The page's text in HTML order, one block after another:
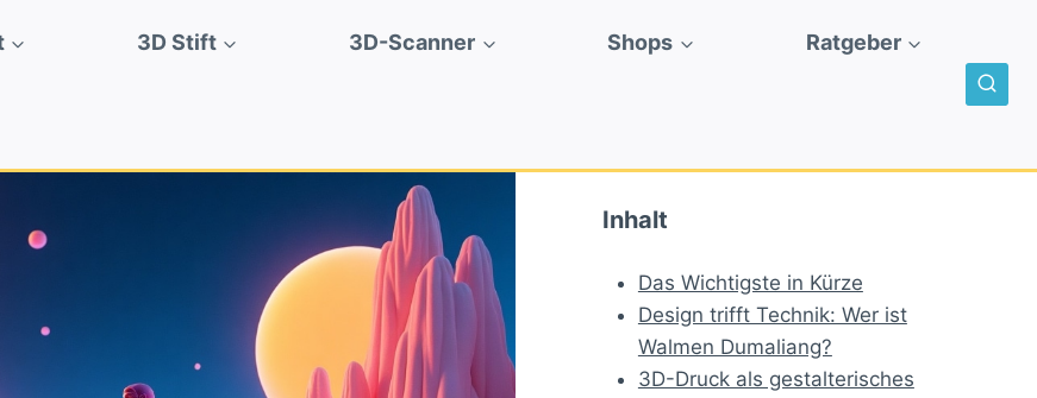
3D Stift 3D-Scanner Shops Ratgeber
Inhalt
Das Wichtigste in Kürze
Design trifft Technik: Wer ist
Walmen Dumaliang?
3D-Druck als gestalterisches